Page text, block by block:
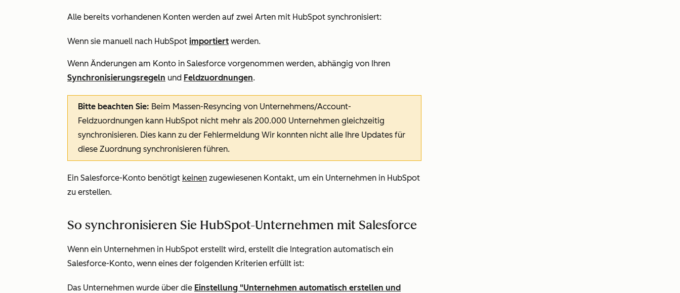
Alle bereits vorhandenen Konten werden auf zwei Arten mit HubSpot synchronisiert:
Wenn sie manuell nach HubSpot importiert werden.
Wenn Änderungen am Konto in Salesforce vorgenommen werden, abhängig von Ihren
Synchronisierungsregeln und Feldzuordnungen.
Bitte beachten Sie: Beim Massen-Resyncing von Unternehmens/Account-
Feldzuordnungen kann HubSpot nicht mehr als 200.000 Unternehmen gleichzeitig
synchronisieren. Dies kann zu der Fehlermeldung Wir konnten nicht alle Ihre Updates für
diese Zuordnung synchronisieren führen.
Ein Salesforce-Konto benötigt keinen zugewiesenen Kontakt, um ein Unternehmen in HubSpot
zu erstellen.
So synchronisieren Sie HubSpot-Unternehmen mit Salesforce
Wenn ein Unternehmen in HubSpot erstellt wird, erstellt die Integration automatisch ein
Salesforce-Konto, wenn eines der folgenden Kriterien erfüllt ist:
Das Unternehmen wurde über die Einstellung "Unternehmen automatisch erstellen und